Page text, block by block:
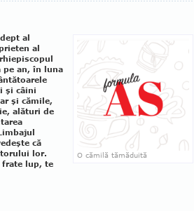
O cămilă tămăduită
al
al
pe an, în luna
şi câini
şi cămile,
alături de
că
lor.
frate lup, te